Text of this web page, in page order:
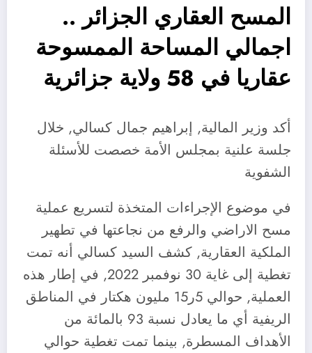
المسح العقاري الجزائر ..
اجمالي المساحة الممسوحة
عقاريا في 58 ولاية جزائرية
أكد وزير المالية, إبراهيم جمال كسالي, خلال
جلسة علنية بمجلس الأمة خصصت للأسئلة
الشفوية
في موضوع الإجراءات المتخذة لتسريع عملية
مسح الاراضي والرفع من نجاعتها في تطهير
الملكية العقارية, كشف السيد كسالي أنه تمت
تغطية إلى غاية 30 نوفمبر 2022, في إطار هذه
العملية, حوالي 5ر15 مليون هكتار في المناطق
الريفية أي ما يعادل نسبة 93 بالمائة من
الأهداف المسطرة, بينما تمت تغطية حوالي